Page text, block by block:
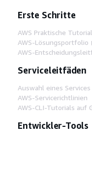
Erste Schritte
AWS Praktische
AWS-Lösungsportfolio
AWS-
Serviceleitfäden
Auswahl eines
AWS-Servicerichtlinien
AWS-CLI-Tutorials auf
Entwickler-Tools